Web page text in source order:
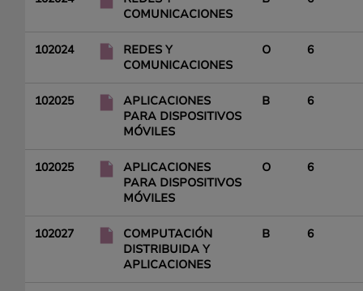
COMUNICACIONES
102024
REDES Y
COMUNICACIONES
O 6
102025
APLICACIONES
PARA DISPOSITIVOS
MÓVILES
B 6
102025
APLICACIONES
PARA DISPOSITIVOS
MÓVILES
O 6
102027
COMPUTACIÓN
DISTRIBUIDA Y
APLICACIONES
B 6